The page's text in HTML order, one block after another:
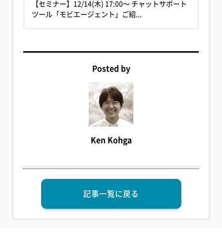
【セミナー】12/14(木) 17:00〜 チャットサポート
ツール「モビエージェント」ご紹...
Posted by
Ken Kohga
記事一覧に戻る